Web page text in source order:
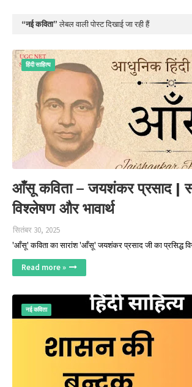
नई कविता लेबल वाली पोस्ट दिखाई जा रही हैं
हिंदी साहित्‍य
आँसू कविता – जयशंकर प्रसाद |
विश्लेषण और भावार्थ
सितंबर 30, 2025
'आँसू' कविता का सारांश 'आँसू' जयशंकर प्रसाद जी का प्रसिद्ध
Read more »
नई कविता